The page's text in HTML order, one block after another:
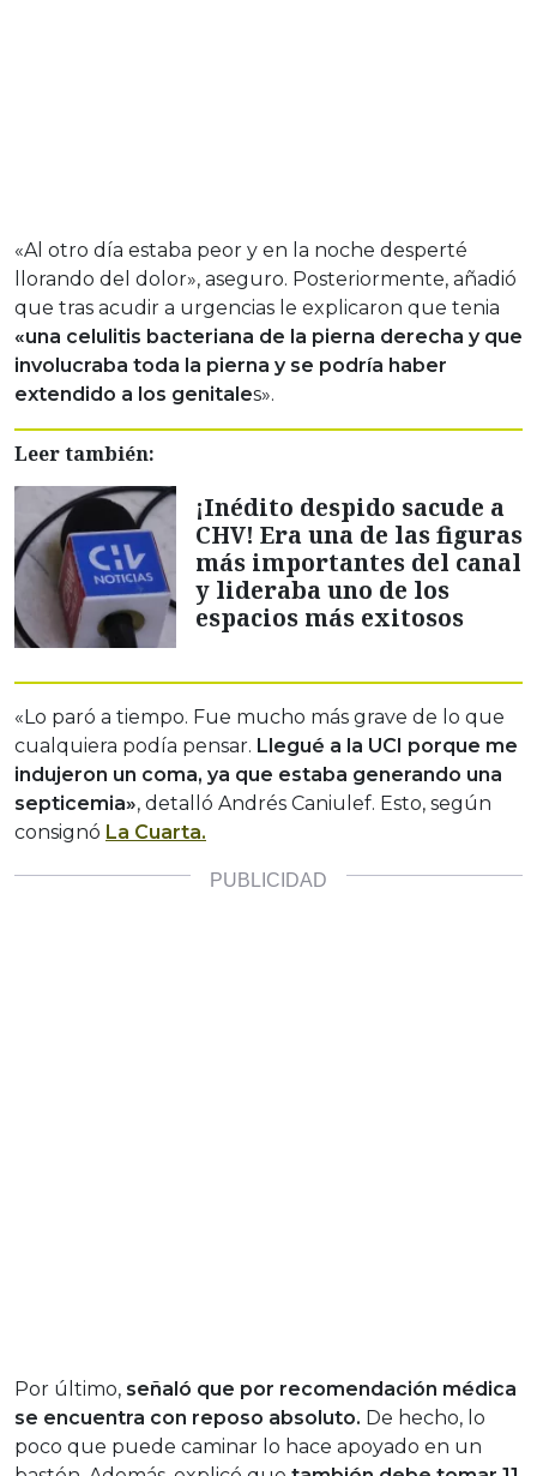
«Al otro día estaba peor y en la noche desperté
llorando del dolor», aseguro. Posteriormente, añadió
que tras acudir a urgencias le explicaron que tenia
«una celulitis bacteriana de la pierna derecha y que
involucraba toda la pierna y se podría haber
extendido a los genitales».
Leer también:
¡Inédito despido sacude a
CHV! Era una de las figuras
más importantes del canal
y lideraba uno de los
espacios más exitosos
«Lo paró a tiempo. Fue mucho más grave de lo que
cualquiera podía pensar. Llegué a la UCI porque me
indujeron un coma, ya que estaba generando una
septicemia», detalló Andrés Caniulef. Esto, según
consignó La Cuarta.
Por último, señaló que por recomendación médica
se encuentra con reposo absoluto. De hecho, lo
poco que puede caminar lo hace apoyado en un